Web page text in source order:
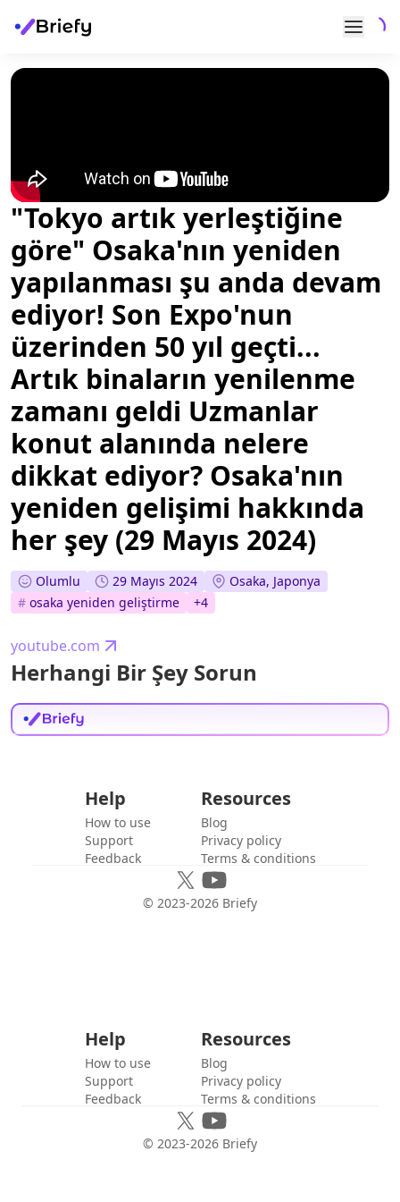
"Tokyo artık yerleştiğine
göre" Osaka'nın yeniden
yapılanması şu anda devam
ediyor! Son Expo'nun
üzerinden 50 yıl geçti...
Artık binaların yenilenme
zamanı geldi Uzmanlar
konut alanında nelere
dikkat ediyor? Osaka'nın
yeniden gelişimi hakkında
her şey (29 Mayıs 2024)
Olumlu 29 Mayıs 2024
Osaka, Japonya
# osaka yeniden geliştirme +4
youtube.com
Herhangi Bir Şey Sorun
Help
How to use
Support
Feedback
Resources
Blog
Privacy policy
Terms & conditions
© 2023-2026 Briefy
Help
How to use
Support
Feedback
Resources
Blog
Privacy policy
Terms & conditions
© 2023-2026 Briefy